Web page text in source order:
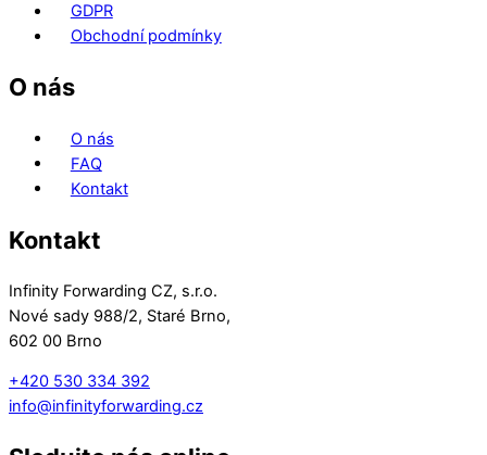
GDPR
Obchodní podmínky
O nás
O nás
FAQ
Kontakt
Kontakt
Infinity Forwarding CZ, s.r.o.
Nové sady 988/2, Staré Brno,
602 00 Brno
+420 530 334 392
info@infinityforwarding.cz